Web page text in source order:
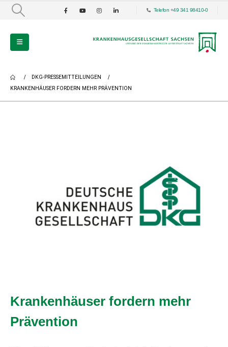
Telefon +49 341 98410-0
DKG-PRESSEMITTEILUNGEN
KRANKENHÄUSER FORDERN MEHR PRÄVENTION
Krankenhäuser fordern mehr
Prävention